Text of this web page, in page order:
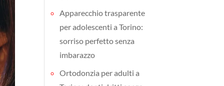
Apparecchio trasparente
per adolescenti a Torino:
sorriso perfetto senza
imbarazzo
Ortodonzia per adulti a